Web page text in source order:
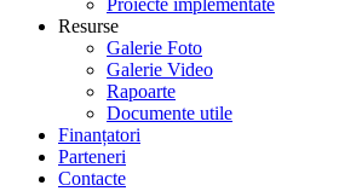
Proiecte implementate
Resurse
Galerie Foto
Galerie Video
Rapoarte
Documente utile
Finanțatori
Parteneri
Contacte